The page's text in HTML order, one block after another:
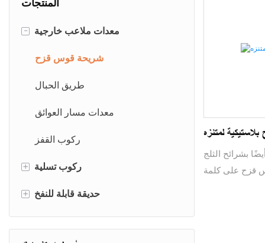
المنتجات
- معدات ملاعب خارجية
شريحة قوس قزح
طريق الحبال
معدات مسار العوائق
ركوب القفز
+ ركوب تسلية
مدينة ملاهي مائية + حديقة قابلة للنفخ
لمتنزه
بشرائح الثلج
قزح على كلمة